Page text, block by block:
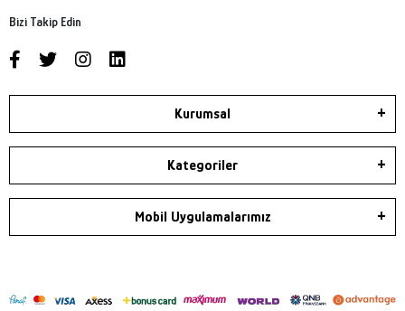
Bizi Takip Edin
Kurumsal
Kategoriler
Mobil Uygulamalarımız